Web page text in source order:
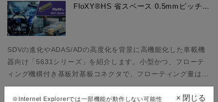
※Internet Explorerでは一部機能が動作しない可能性
× 閉じる
FloXY®HS 省スペース 0.5mmピッチ…
SDVの進化やADAS/ADの高度化を背景に高機能化した車載機
器向け「5631シリーズ」を紹介します。小型かつ、フローテ
ィング機構付き基板対基板コネクタで、フローティング量は…